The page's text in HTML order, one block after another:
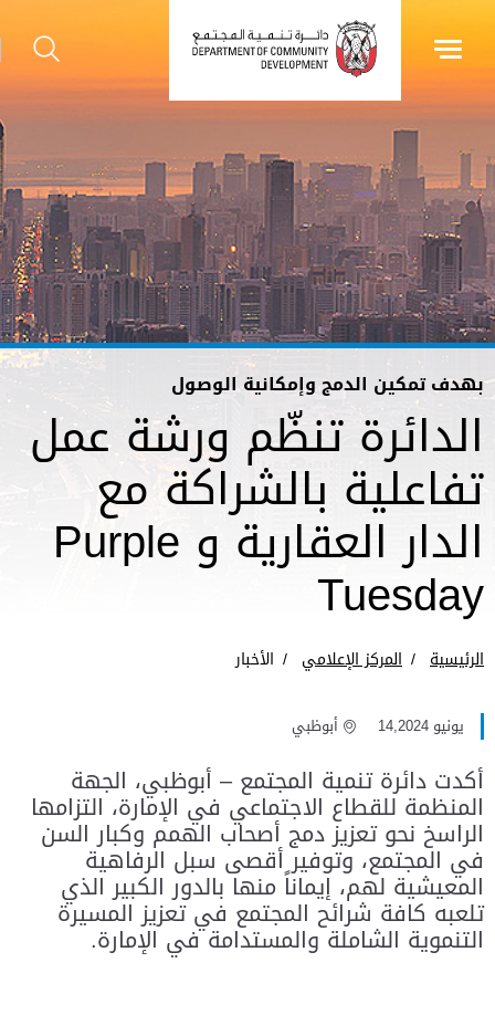
بهدف تمكين الدمج وإمكانية الوصول
الدائرة تنظّم ورشة عمل
تفاعلية بالشراكة مع
الدار العقارية و Purple
Tuesday
الرئيسية المركز الإعلامي الأخبار
يونيو 14,2024 أبوظبي
أكدت دائرة تنمية المجتمع – أبوظبي، الجهة
المنظمة للقطاع الاجتماعي في الإمارة، التزامها
الراسخ نحو تعزيز دمج أصحاب الهمم وكبار السن
في المجتمع، وتوفير أقصى سبل الرفاهية
المعيشية لهم، إيماناً منها بالدور الكبير الذي
تلعبه كافة شرائح المجتمع في تعزيز المسيرة
التنموية الشاملة والمستدامة في الإمارة.